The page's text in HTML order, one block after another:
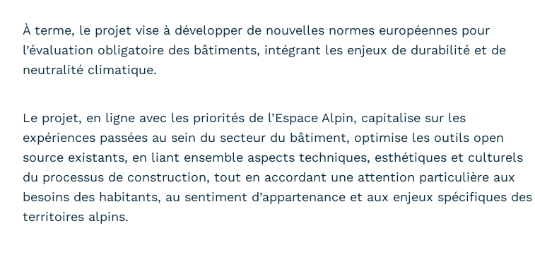
À terme, le projet vise à développer de nouvelles normes européennes pour
l’évaluation obligatoire des bâtiments, intégrant les enjeux de durabilité et de
neutralité climatique.
Le projet, en ligne avec les priorités de l’Espace Alpin, capitalise sur les
expériences passées au sein du secteur du bâtiment, optimise les outils open
source existants, en liant ensemble aspects techniques, esthétiques et culturels
du processus de construction, tout en accordant une attention particulière aux
besoins des habitants, au sentiment d’appartenance et aux enjeux spécifiques des
territoires alpins.